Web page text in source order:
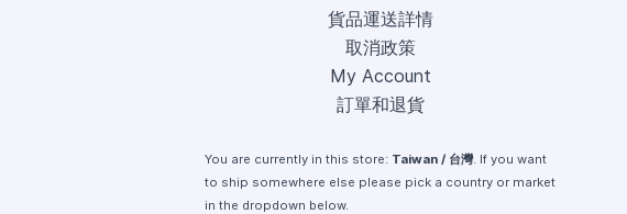
貨品運送詳情
取消政策
My Account
訂單和退貨
You are currently in this store: Taiwan / 台灣. If you want
to ship somewhere else please pick a country or market
in the dropdown below.